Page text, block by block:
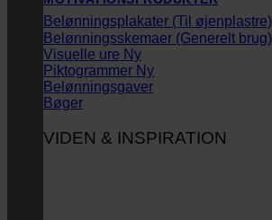
Belønningsplakater (Til øjenplastre)
Belønningsskemaer (Generelt brug)
Visuelle ure
Piktogrammer
Belønningsgaver
Bøger
VIDEN & INSPIRATION